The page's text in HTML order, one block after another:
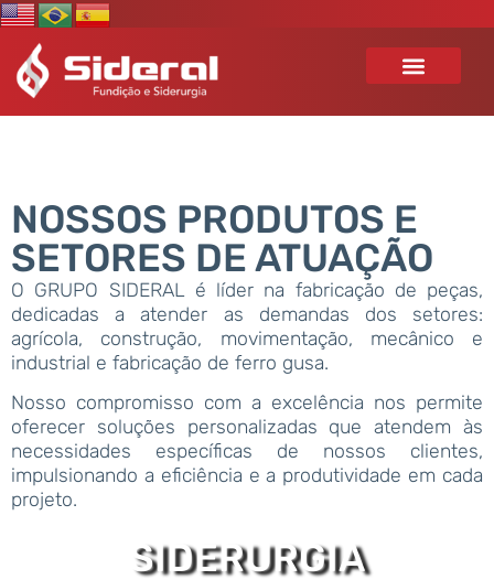
PRODUTOS
SIDERURGIA
NOSSOS PRODUTOS E
SETORES DE ATUAÇÃO
O GRUPO SIDERAL é líder na fabricação de peças,
dedicadas a atender as demandas dos setores:
agrícola, construção, movimentação, mecânico e
industrial e fabricação de ferro gusa.
Nosso compromisso com a excelência nos permite
oferecer soluções personalizadas que atendem às
necessidades específicas de nossos clientes,
impulsionando a eficiência e a produtividade em cada
projeto.
SIDERURGIA